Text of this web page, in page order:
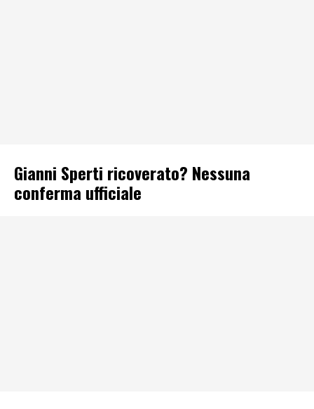
Gianni Sperti ricoverato? Nessuna
conferma ufficiale